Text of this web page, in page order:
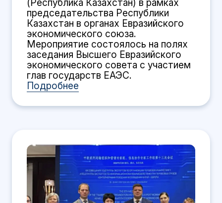
(Республика Казахстан) в рамках
председательства Республики
Казахстан в органах Евразийского
экономического союза.
Мероприятие состоялось на полях
заседания Высшего Евразийского
экономического совета с участием
глав государств ЕАЭС.
Подробнее